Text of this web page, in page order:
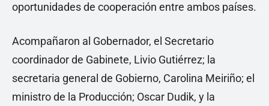
oportunidades de cooperación entre ambos países.
Acompañaron al Gobernador, el Secretario
coordinador de Gabinete, Livio Gutiérrez; la
secretaria general de Gobierno, Carolina Meiriño; el
ministro de la Producción; Oscar Dudik, y la